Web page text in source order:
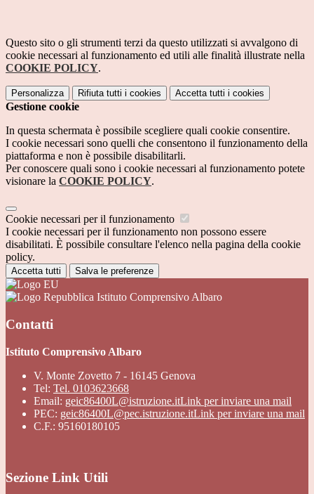
Questo sito o gli strumenti terzi da questo utilizzati si avvalgono di
cookie necessari al funzionamento ed utili alle finalità illustrate nella
COOKIE POLICY.
Personalizza Rifiuta tutti i cookies Accetta tutti i cookies
Gestione cookie
In questa schermata è possibile scegliere quali cookie consentire.
I cookie necessari sono quelli che consentono il funzionamento della
piattaforma e non è possibile disabilitarli.
Per conoscere quali sono i cookie necessari al funzionamento potete
visionare la COOKIE POLICY.
Cookie necessari per il funzionamento
I cookie necessari per il funzionamento non possono essere
disabilitati. È possibile consultare l'elenco nella pagina della cookie
policy.
Accetta tutti Salva le preferenze
Istituto Comprensivo Albaro
Contatti
Istituto Comprensivo Albaro
V. Monte Zovetto 7 - 16145 Genova
Tel: Tel. 0103623668
Email: geic86400L@istruzione.itLink per inviare una mail
PEC: geic86400L@pec.istruzione.itLink per inviare una mail
C.F.: 95160180105
Sezione Link Utili